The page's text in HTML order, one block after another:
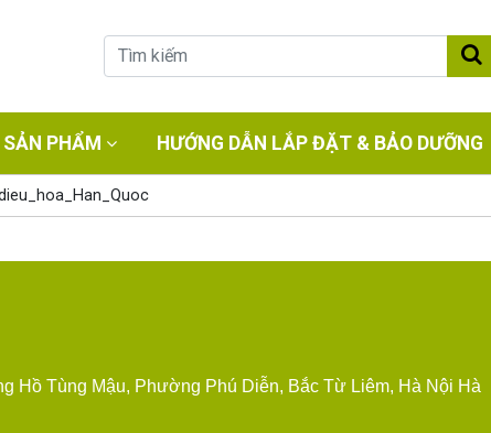
SẢN PHẨM HƯỚNG DẪN LẮP ĐẶT & BẢO DƯỠNG
Hồ Tùng Mậu, Phường Phú Diễn, Bắc Từ Liêm, Hà Nội Hà